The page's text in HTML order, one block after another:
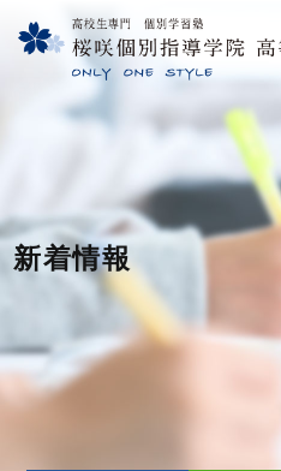
新着情報